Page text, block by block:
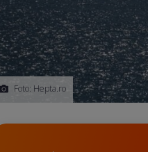
Foto: Hepta.ro